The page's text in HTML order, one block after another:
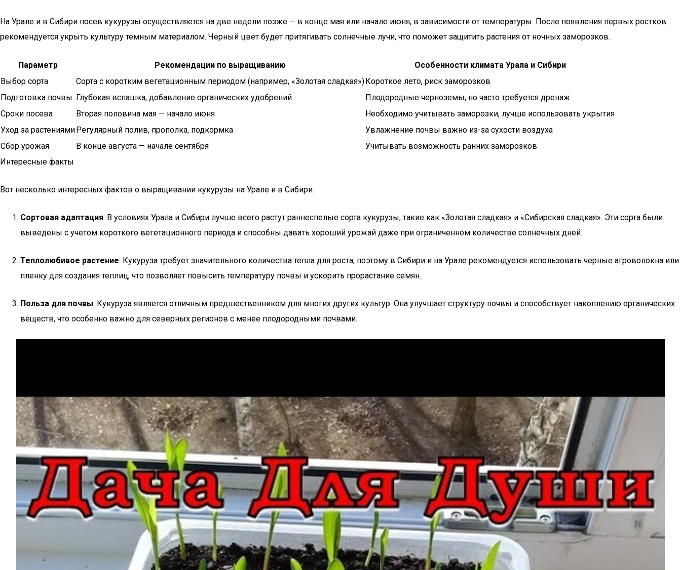
На Урале и в Сибири посев кукурузы осуществляется на две недели позже — в конце мая или начале июня, в зависимости от температуры. После появления первых ростков
рекомендуется укрыть культуру темным материалом. Черный цвет будет притягивать солнечные лучи, что поможет защитить растения от ночных заморозков.
Параметр Рекомендации по выращиванию
Особенности климата Урала и Сибири
Выбор сорта
Сорта с коротким вегетационным периодом (например, «Золотая сладкая»)Короткое лето, риск заморозков
Подготовка почвы Глубокая вспашка, добавление органических удобрений
Плодородные черноземы, но часто требуется дренаж
Сроки посева
Вторая половина мая — начало июня
Необходимо учитывать заморозки, лучше использовать укрытия
Уход за растениямиРегулярный полив, прополка, подкормка
Увлажнение почвы важно из-за сухости воздуха
Сбор урожая
В конце августа — начале сентября
Учитывать возможность ранних заморозков
Интересные факты
Вот несколько интересных фактов о выращивании кукурузы на Урале и в Сибири:
Сортовая адаптация: В условиях Урала и Сибири лучше всего растут раннеспелые сорта кукурузы, такие как «Золотая сладкая» и «Сибирская сладкая». Эти сорта были
выведены с учетом короткого вегетационного периода и способны давать хороший урожай даже при ограниченном количестве солнечных дней.
Теплолюбивое растение: Кукуруза требует значительного количества тепла для роста, поэтому в Сибири и на Урале рекомендуется использовать черные агроволокна или
пленку для создания теплиц, что позволяет повысить температуру почвы и ускорить прорастание семян.
Польза для почвы: Кукуруза является отличным предшественником для многих других культур. Она улучшает структуру почвы и способствует накоплению органических
веществ, что особенно важно для северных регионов с менее плодородными почвами.